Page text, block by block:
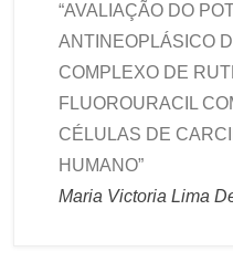
“AVALIAÇÃO DO
ANTINEOPLÁSICO
COMPLEXO DE
FLUOROURACIL
CÉLULAS DE
HUMANO”
Maria Victoria Lima